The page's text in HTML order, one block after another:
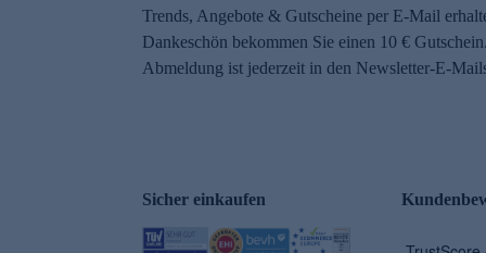
Trends, Angebote & Gutscheine per E-Mail
Dankeschön bekommen Sie einen 10 €
Abmeldung ist jederzeit in den Newsletter-E-
Sicher einkaufen